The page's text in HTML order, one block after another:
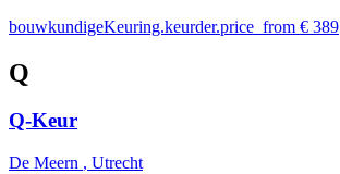
bouwkundigeKeuring.keurder.price_from € 389
Q
Q-Keur
De Meern , Utrecht